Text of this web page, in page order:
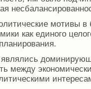
мотивы
как единого
между